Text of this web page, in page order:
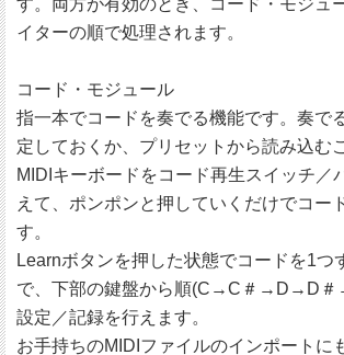
す。両方が有効のとき、コード・モジュ
イターの順で処理されます。
コード・モジュール
指一本でコードを奏でる機能です。奏で
定しておくか、プリセットから読み込む
MIDIキーボードをコード再生スイッチ／
えて、ポンポンと押していくだけでコー
す。
Learnボタンを押した状態でコードを1つ
で、下部の鍵盤から順(C→C＃→D→D＃
設定／記録を行えます。
お手持ちのMIDIファイルのインポートに